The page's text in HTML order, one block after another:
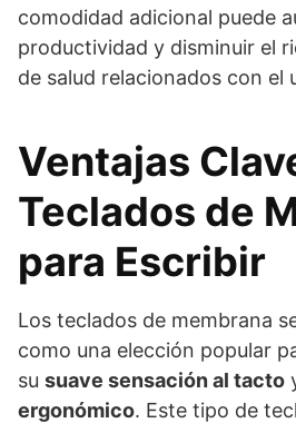
comodidad adicional puede
productividad y disminuir el
de salud relacionados con el
Ventajas
Teclados de
para Escribir
Los teclados de membrana
como una elección popular
su suave sensación al tacto
ergonómico. Este tipo de